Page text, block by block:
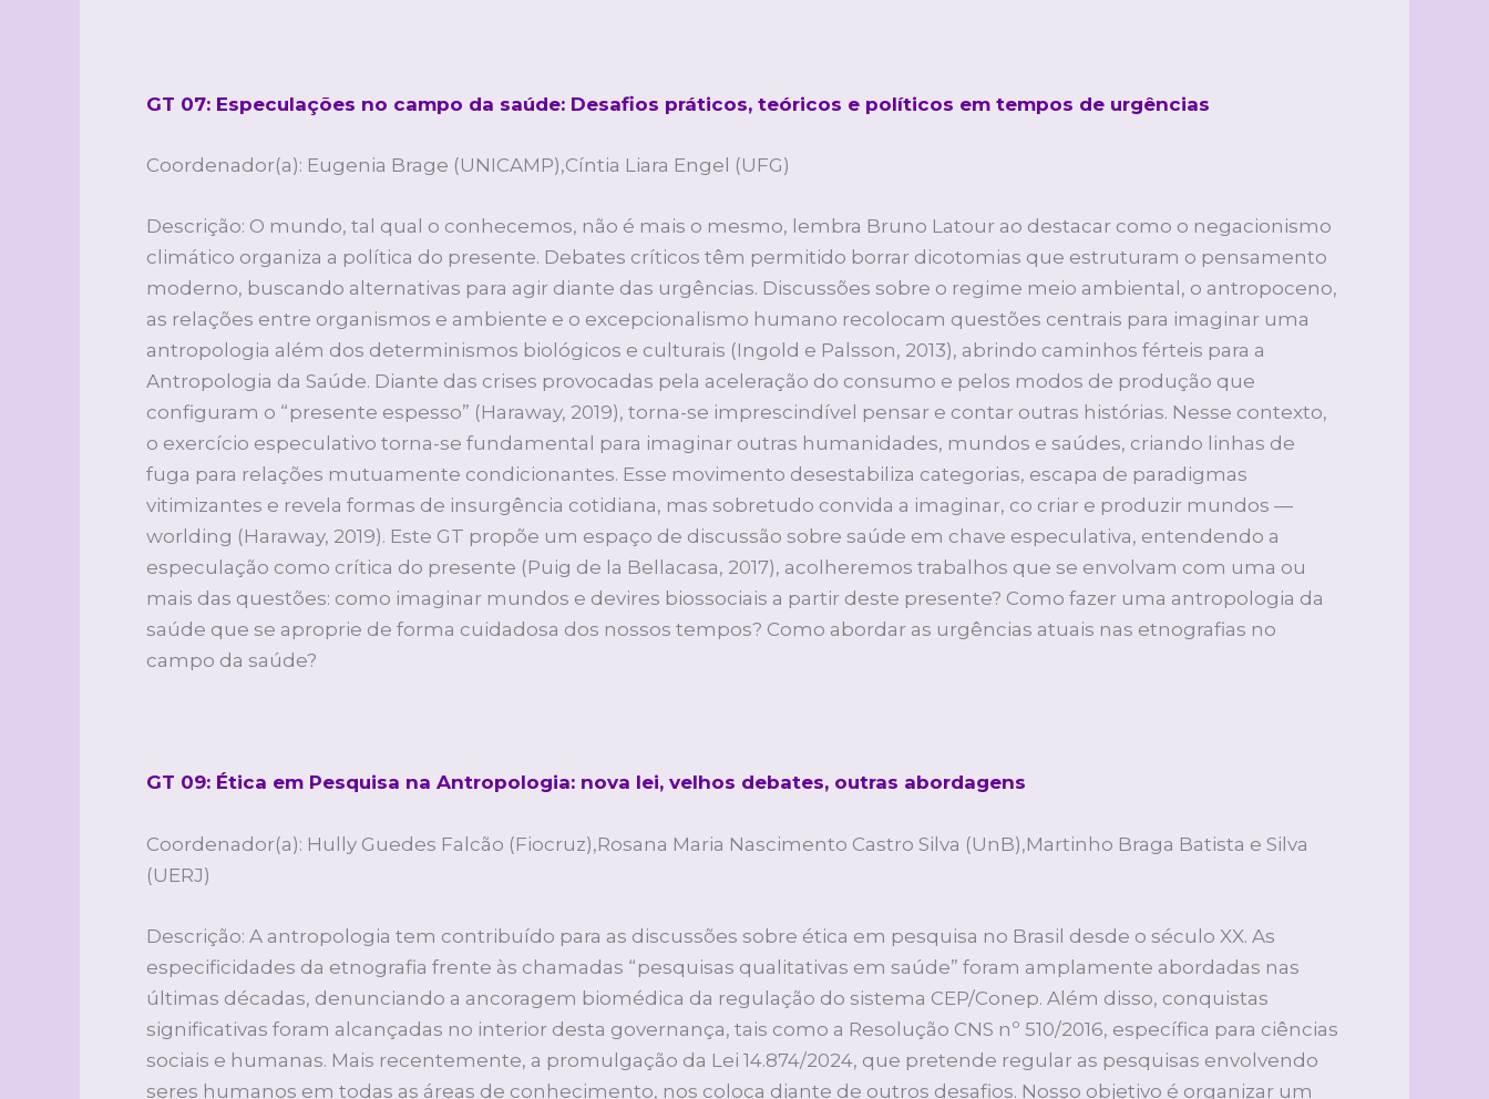
GT 07: Especulações no campo da saúde: Desafios práticos, teóricos e políticos em tempos de urgências
Coordenador(a): Eugenia Brage (UNICAMP),Cíntia Liara Engel (UFG)
Descrição: O mundo, tal qual o conhecemos, não é mais o mesmo, lembra Bruno Latour ao destacar como o negacionismo
climático organiza a política do presente. Debates críticos têm permitido borrar dicotomias que estruturam o pensamento
moderno, buscando alternativas para agir diante das urgências. Discussões sobre o regime meio ambiental, o antropoceno,
as relações entre organismos e ambiente e o excepcionalismo humano recolocam questões centrais para imaginar uma
antropologia além dos determinismos biológicos e culturais (Ingold e Palsson, 2013), abrindo caminhos férteis para a
Antropologia da Saúde. Diante das crises provocadas pela aceleração do consumo e pelos modos de produção que
configuram o “presente espesso” (Haraway, 2019), torna-se imprescindível pensar e contar outras histórias. Nesse contexto,
o exercício especulativo torna-se fundamental para imaginar outras humanidades, mundos e saúdes, criando linhas de
fuga para relações mutuamente condicionantes. Esse movimento desestabiliza categorias, escapa de paradigmas
vitimizantes e revela formas de insurgência cotidiana, mas sobretudo convida a imaginar, co criar e produzir mundos —
worlding (Haraway, 2019). Este GT propõe um espaço de discussão sobre saúde em chave especulativa, entendendo a
especulação como crítica do presente (Puig de la Bellacasa, 2017), acolheremos trabalhos que se envolvam com uma ou
mais das questões: como imaginar mundos e devires biossociais a partir deste presente? Como fazer uma antropologia da
saúde que se aproprie de forma cuidadosa dos nossos tempos? Como abordar as urgências atuais nas etnografias no
campo da saúde?
GT 09: Ética em Pesquisa na Antropologia: nova lei, velhos debates, outras abordagens
Coordenador(a): Hully Guedes Falcão (Fiocruz),Rosana Maria Nascimento Castro Silva (UnB),Martinho Braga Batista e Silva
(UERJ)
Descrição: A antropologia tem contribuído para as discussões sobre ética em pesquisa no Brasil desde o século XX. As
especificidades da etnografia frente às chamadas “pesquisas qualitativas em saúde” foram amplamente abordadas nas
últimas décadas, denunciando a ancoragem biomédica da regulação do sistema CEP/Conep. Além disso, conquistas
significativas foram alcançadas no interior desta governança, tais como a Resolução CNS nº 510/2016, específica para ciências
sociais e humanas. Mais recentemente, a promulgação da Lei 14.874/2024, que pretende regular as pesquisas envolvendo
seres humanos em todas as áreas de conhecimento, nos coloca diante de outros desafios. Nosso objetivo é organizar um